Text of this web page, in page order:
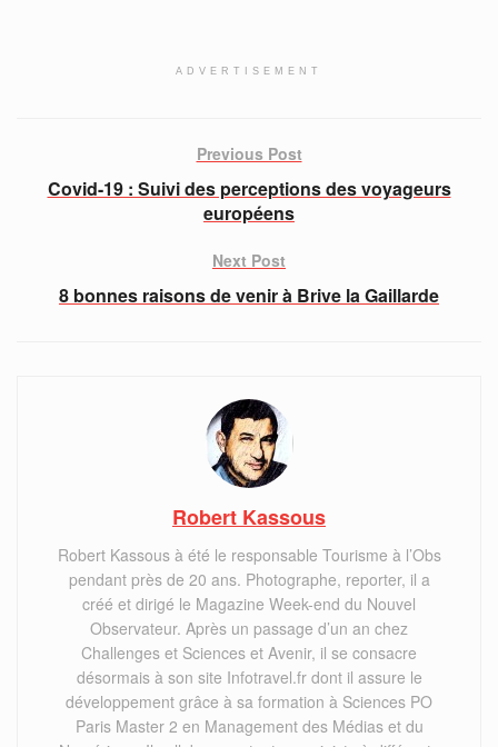
ADVERTISEMENT
Previous Post
Covid-19 : Suivi des perceptions des voyageurs
européens
Next Post
8 bonnes raisons de venir à Brive la Gaillarde
Robert Kassous
Robert Kassous à été le responsable Tourisme à l’Obs
pendant près de 20 ans. Photographe, reporter, il a
créé et dirigé le Magazine Week-end du Nouvel
Observateur. Après un passage d’un an chez
Challenges et Sciences et Avenir, il se consacre
désormais à son site Infotravel.fr dont il assure le
développement grâce à sa formation à Sciences PO
Paris Master 2 en Management des Médias et du